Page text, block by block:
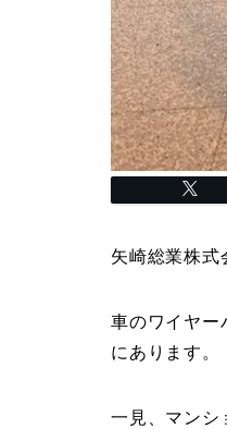
矢崎総業株式
車のワイヤー
にあります。
一見、マンシ